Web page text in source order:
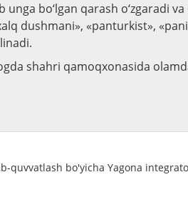
bo‘lgan qarash o‘zgaradi
dushmani», «panturkist»,
shahri qamoqxonasida
bo'yicha Yagona